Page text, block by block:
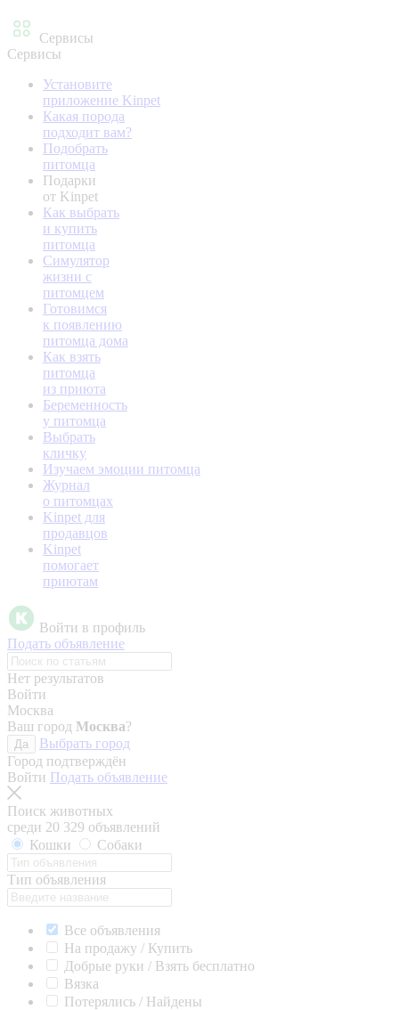
Сервисы
Сервисы
Установите
приложение Kinpet
Какая порода
подходит вам?
Подобрать
питомца
Подарки
от Kinpet
Как выбрать
и купить
питомца
Симулятор
жизни с
питомцем
Готовимся
к появлению
питомца дома
Как взять
питомца
из приюта
Беременность
у питомца
Выбрать
кличку
Изучаем эмоции питомца
Журнал
о питомцах
Kinpet для
продавцов
Kinpet
помогает
приютам
Войти в профиль
Подать объявление
Нет результатов
Войти
Москва
Ваш город Москва?
Да
Выбрать город
Город подтверждён
Войти Подать объявление
Поиск животных
среди 20 329 объявлений
Кошки
Собаки
Тип объявления
Все объявления
На продажу / Купить
Добрые руки / Взять бесплатно
Вязка
Потерялись / Найдены